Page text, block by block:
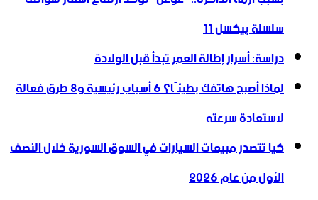
سلسلة بيكسل 11
دراسة: أسرار إطالة العمر تبدأ قبل الولادة
لماذا أصبح هاتفك بطيئًا؟ 6 أسباب رئيسية و8 طرق فعالة
لاستعادة سرعته
كيا تتصدر مبيعات السيارات في السوق السورية خلال النصف
الأول من عام 2026